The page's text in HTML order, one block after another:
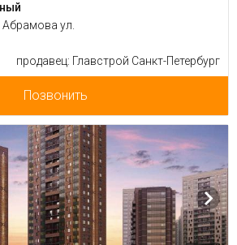
ул.
продавец: Главстрой Санкт-Петербург
Позвонить